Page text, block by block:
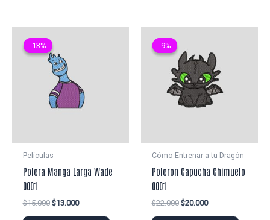
-13%
-13%
Peliculas
Polera Manga Larga Wade
0001
$15.000 El
$13.000El
-9%
-9%
Cómo Entrenar a tu Dragón
Poleron Capucha Chimuelo
0001
$22.000 El
$20.000El